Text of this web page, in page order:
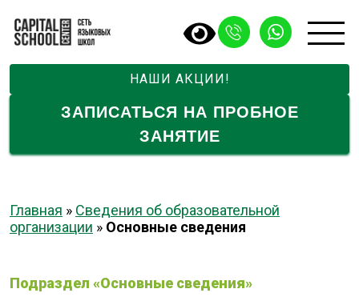
НАШИ АКЦИИ!
ЗАПИСАТЬСЯ НА ПРОБНОЕ
ЗАНЯТИЕ
Главная » Сведения об образовательной
организации » Основные сведения
Подраздел «Основные сведения»